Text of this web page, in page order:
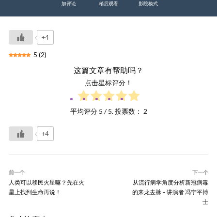
加评论 稍后观看 影院模式
+4
5 (2)
这篇文章有帮助吗？
点击星标评分！
平均评分 5 / 5. 投票数： 2
+4
前一个
人类可以移民火星嘛？先在火
星上找到生命再说！
下一个
从流行病学角度分析新冠病毒
的来龙去脉 – 讲演者 冯宁平博
士